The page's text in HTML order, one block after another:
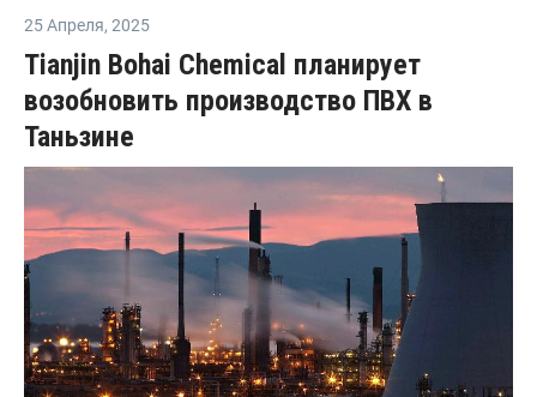
25 Апреля, 2025
Tianjin Bohai Chemical планирует
возобновить производство ПВХ в
Таньзине